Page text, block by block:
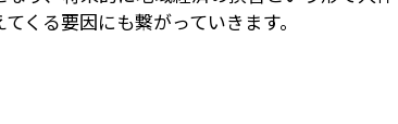
くる要因にも繋がっていきます。